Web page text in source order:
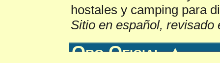
hostales y camping para
Sitio en español, revisado
Org Oficial▲